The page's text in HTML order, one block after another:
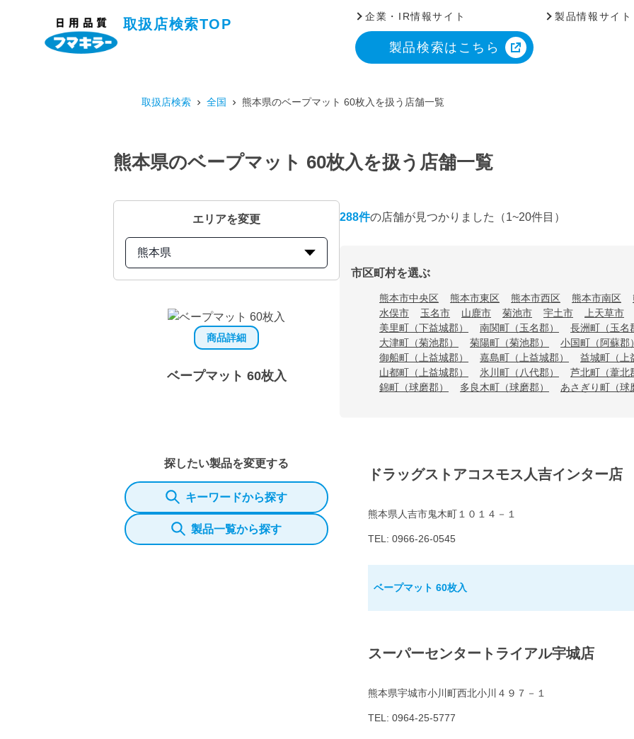
取扱店検索TOP
企業・IR情報サイト 製品情報サイト
製品検索はこちら
取扱店検索 全国 熊本県のベープマット 60枚入を扱う店舗一覧
熊本県のベープマット 60枚入を扱う店舗一覧
エリアを変更
熊本県
商品詳細
ベープマット 60枚入
探したい製品を変更する
キーワードから探す
製品一覧から探す
288件の店舗が見つかりました （1~20件目）
市区町村を選ぶ
熊本市中央区 熊本市東区 熊本市西区 熊本市南区
水俣市
玉名市 山鹿市 菊池市 宇土市
上天草市
美里町（下益城郡）
南関町（玉名郡）
長洲町（玉名
大津町（菊池郡）
菊陽町（菊池郡）
小国町（阿蘇郡
御船町（上益城郡）
嘉島町（上益城郡）
益城町（上
山都町（上益城郡）
氷川町（八代郡）
芦北町（葦北
錦町（球磨郡）
多良木町（球磨郡） あさぎり町（球
ドラッグストアコスモス人吉インター店
熊本県人吉市鬼木町１０１４－１
TEL: 0966-26-0545
ベープマット 60枚入
スーパーセンタートライアル宇城店
熊本県宇城市小川町西北小川４９７－１
TEL: 0964-25-5777